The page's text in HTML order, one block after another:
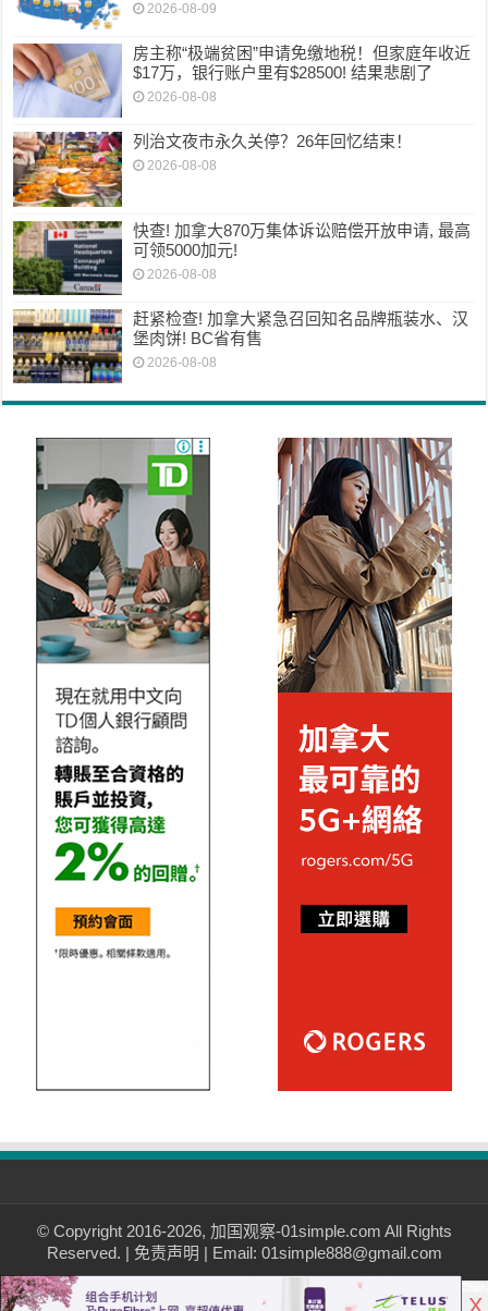
2026-08-09
房主称“极端贫困”申请免缴地税！但家庭年收近
$17万，银行账户里有$28500! 结果悲剧了
2026-08-08
列治文夜市永久关停？26年回忆结束！
2026-08-08
快查! 加拿大870万集体诉讼赔偿开放申请, 最高
可领5000加元!
2026-08-08
赶紧检查! 加拿大紧急召回知名品牌瓶装水、汉
堡肉饼! BC省有售
2026-08-08
© Copyright 2016-2026, 加国观察-01simple.com All Rights
Reserved. | 免责声明 | Email: 01simple888@gmail.com
X